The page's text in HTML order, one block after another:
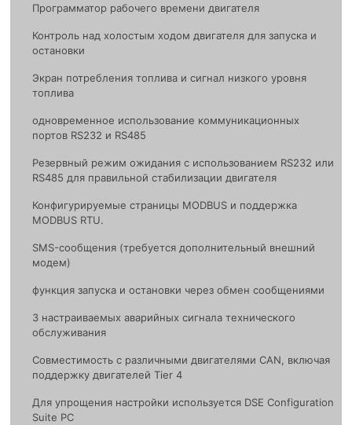
Программатор рабочего времени двигателя
Контроль над холостым ходом двигателя для запуска и
остановки
Экран потребления топлива и сигнал низкого уровня
топлива
одноврeменное использование коммуникационных
портов RS232 и RS485
Резервный режим ожидания с использованием RS232 или
RS485 для правильной стабилизации двигателя
Конфигурируемые страницы MODBUS и поддержка
MODBUS RTU.
SMS-сообщения (требуется дополнительный внешний
модем)
функция запуска и остановки через обмен сообщениями
3 настраиваемых аварийных сигнала технического
обслуживания
Совместимость с различными двигателями CAN, включая
поддержку двигателей Tier 4
Для упрощения настройки используется DSE Configuration
Suite PC